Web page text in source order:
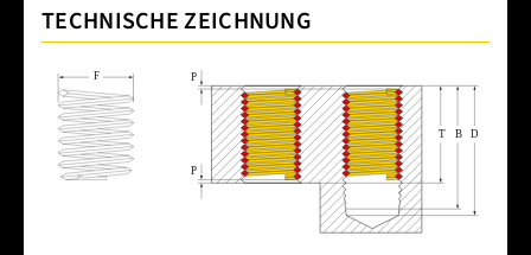
TECHNISCHE ZEICHNUNG